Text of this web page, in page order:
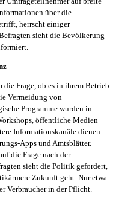
über die
herrscht einiger
sieht die Bevölkerung
Frage, ob es in ihrem Betrieb
Vermeidung von
Programme wurden in
öffentliche Medien
Informationskanäle dienen
Apps und Amtsblätter.
die Frage nach der
sieht die Politik gefordert,
Zukunft geht. Nur etwa
Verbraucher in der Pflicht.